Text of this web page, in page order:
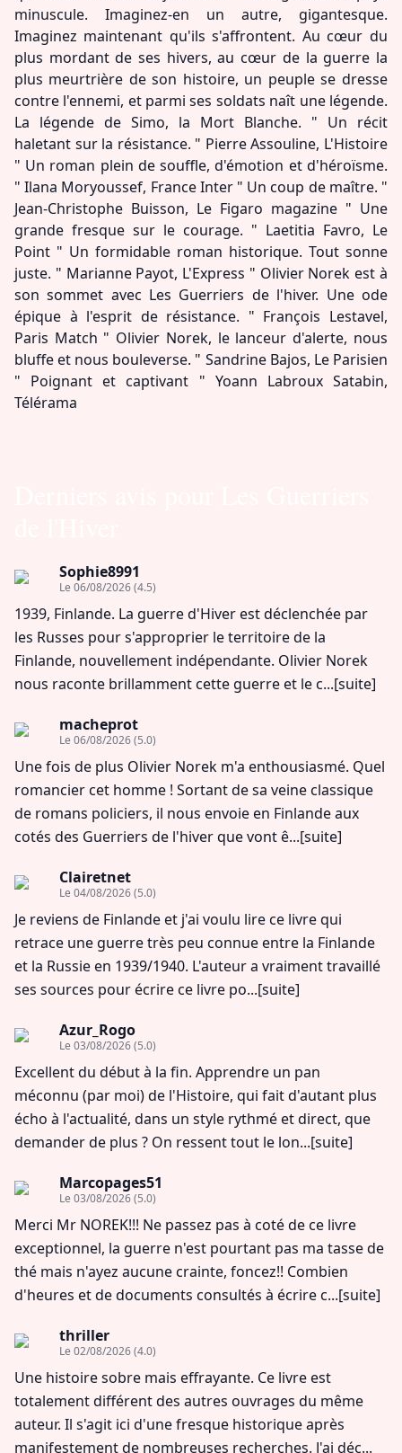
minuscule. Imaginez-en un autre, gigantesque.
Imaginez maintenant qu'ils s'affrontent. Au cœur du
plus mordant de ses hivers, au cœur de la guerre la
plus meurtrière de son histoire, un peuple se dresse
contre l'ennemi, et parmi ses soldats naît une légende.
La légende de Simo, la Mort Blanche. " Un récit
haletant sur la résistance. " Pierre Assouline, L'Histoire
" Un roman plein de souffle, d'émotion et d'héroïsme.
" Ilana Moryoussef, France Inter " Un coup de maître. "
Jean-Christophe Buisson, Le Figaro magazine " Une
grande fresque sur le courage. " Laetitia Favro, Le
Point " Un formidable roman historique. Tout sonne
juste. " Marianne Payot, L'Express " Olivier Norek est à
son sommet avec Les Guerriers de l'hiver. Une ode
épique à l'esprit de résistance. " François Lestavel,
Paris Match " Olivier Norek, le lanceur d'alerte, nous
bluffe et nous bouleverse. " Sandrine Bajos, Le Parisien
" Poignant et captivant " Yoann Labroux Satabin,
Télérama
Sophie8991
Le 06/08/2026(4.5)
1939, Finlande. La guerre d'Hiver est déclenchée par
les Russes pour s'approprier le territoire de la
Finlande, nouvellement indépendante. Olivier Norek
nous raconte brillamment cette guerre et le c...[suite]
macheprot
Le 06/08/2026(5.0)
Une fois de plus Olivier Norek m'a enthousiasmé. Quel
romancier cet homme ! Sortant de sa veine classique
de romans policiers, il nous envoie en Finlande aux
cotés des Guerriers de l'hiver que vont ê...[suite]
Clairetnet
Le 04/08/2026(5.0)
Je reviens de Finlande et j'ai voulu lire ce livre qui
retrace une guerre très peu connue entre la Finlande
et la Russie en 1939/1940. L'auteur a vraiment travaillé
ses sources pour écrire ce livre po...[suite]
Azur_Rogo
Le 03/08/2026(5.0)
Excellent du début à la fin. Apprendre un pan
méconnu (par moi) de l'Histoire, qui fait d'autant plus
écho à l'actualité, dans un style rythmé et direct, que
demander de plus ? On ressent tout le lon...[suite]
Marcopages51
Le 03/08/2026(5.0)
Merci Mr NOREK!!! Ne passez pas à coté de ce livre
exceptionnel, la guerre n'est pourtant pas ma tasse de
thé mais n'ayez aucune crainte, foncez!! Combien
d'heures et de documents consultés à écrire c...[suite]
thriller
Le 02/08/2026(4.0)
Une histoire sobre mais effrayante. Ce livre est
totalement différent des autres ouvrages du même
auteur. Il s'agit ici d'une fresque historique après
manifestement de nombreuses recherches. J'ai déc...